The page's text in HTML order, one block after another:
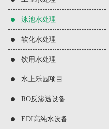
泳池水处理
软化水处理
饮用水处理
水上乐园项目
RO反渗透设备
EDI高纯水设备